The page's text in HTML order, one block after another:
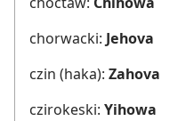
chorwacki: Jehova
czin (haka): Zahova
czirokeski: Yihowa